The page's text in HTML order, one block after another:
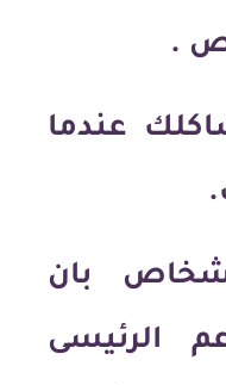
.
عندما
بان
الرئيسى